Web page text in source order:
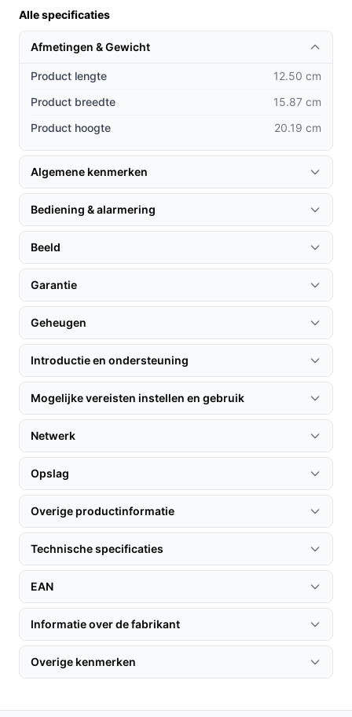
Praktische voordelen t.o.v. alternatieven
Deze camera onderscheidt zich door zijn unieke
functies en gebruiksgemak:
concurrenten biedt deze camera een 5MP vaste
lens en een 5MP pan-tilt lens voor een breder
Real-time communicatie:
Met de geïntegreerde
microfoon en luidspreker kunt u direct
communiceren via de camera, wat bijdraagt aan
een snellere reactie op verdachte activiteiten.
Robuuste constructie:
Met een IP66-certificering
is deze camera bestand tegen regen, stof en
extreme temperaturen, wat zorgt voor een langere
levensduur.
Gebruik & praktische tips
Om het meeste uit uw Imou Cruiser Dual te halen,
volgen hier enkele tips:
Installatie & setup
1. Kies een geschikte locatie met een goed zicht op de
te beveiligen zones.
2. Bevestig de camera met het meegeleverde
montagemateriaal.
3. Sluit de camera aan op het netstroom en verbind
deze met uw Wi-Fi-netwerk via de Imou Life APP.
Specificaties in mensentaal
10MP-resolutie:Dit betekent dat de beelden
scherp en gedetailleerd zijn, wat essentieel is voor
identificatie.
2,4GHz Wi-Fi ondersteuning:
stabiele verbinding, waardoor u altijd toegang
Alle specificaties
Afmetingen & Gewicht
Product lengte
12.50 cm
Product breedte
15.87 cm
Product hoogte
20.19 cm
Algemene kenmerken
Bediening & alarmering
Beeld
Garantie
Geheugen
Introductie en ondersteuning
Mogelijke vereisten instellen en gebruik
Netwerk
Opslag
Overige productinformatie
Technische specificaties
EAN
Informatie over de fabrikant
Overige kenmerken